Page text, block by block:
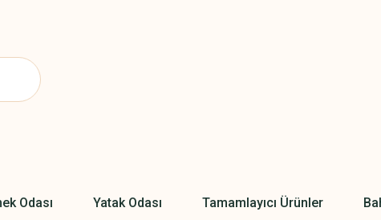
Odası Yatak Odası Tamamlayıcı Ürünler